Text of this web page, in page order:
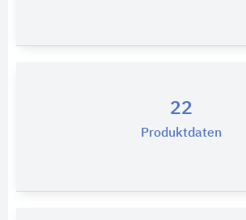
22
Produktdaten